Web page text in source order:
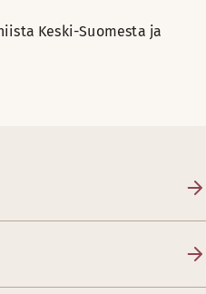
Keski-Suomesta ja